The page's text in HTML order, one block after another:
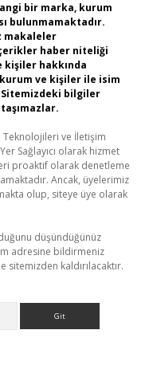
bir marka, kurum
bulunmamaktadır.
makaleler
haber niteliği
kişiler hakkında
ve kişiler ile isim
bilgiler
Teknolojileri ve İletişim
Sağlayıcı olarak hizmet
proaktif olarak denetleme
Ancak, üyelerimiz
olup, siteye üye olarak
düşündüğünüz
adresine bildirmeniz
kaldırılacaktır.